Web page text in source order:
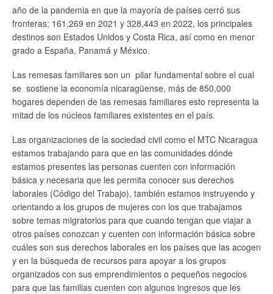
año de la pandemia en que la mayoría de países cerró sus
fronteras; 161,269 en 2021 y 328,443 en 2022, los principales
destinos son Estados Unidos y Costa Rica, así como en menor
grado a España, Panamá y México.
Las remesas familiares son un pilar fundamental sobre el cual
se sostiene la economía nicaragüense, más de 850,000
hogares dependen de las remesas familiares esto representa la
mitad de los núcleos familiares existentes en el país.
Las organizaciones de la sociedad civil como el MTC Nicaragua
estamos trabajando para que en las comunidades dónde
estamos presentes las personas cuenten con información
básica y necesaria que les permita conocer sus derechos
laborales (Código del Trabajo), también estamos instruyendo y
orientando a los grupos de mujeres con los que trabajamos
sobre temas migratorios para que cuando tengan que viajar a
otros países conozcan y cuenten con información básica sobre
cuáles son sus derechos laborales en los países que las acogen
y en la búsqueda de recursos para apoyar a los grupos
organizados con sus emprendimientos o pequeños negocios
para que las familias cuenten con algunos ingresos que les